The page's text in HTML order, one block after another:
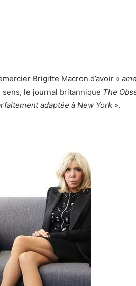
Brigitte Macron d’avoir «
sens, le journal britannique The
adaptée à New York ».